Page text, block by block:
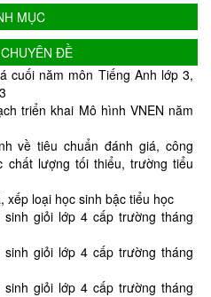
MỤC
ĐỀ
cuối năm môn Tiếng Anh lớp 3,
triển khai Mô hình VNEN năm
về tiêu chuẩn đánh giá, công
chất lượng tối thiểu, trường tiểu
xếp loại học sinh bậc tiểu học
giỏi lớp 4 cấp trường tháng
giỏi lớp 4 cấp trường tháng
giỏi lớp 4 cấp trường tháng